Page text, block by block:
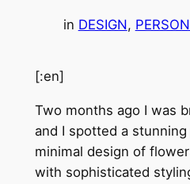
in DESIGN,
[:en]
Two months ago I was
and I spotted a
minimal design of
with sophisticated